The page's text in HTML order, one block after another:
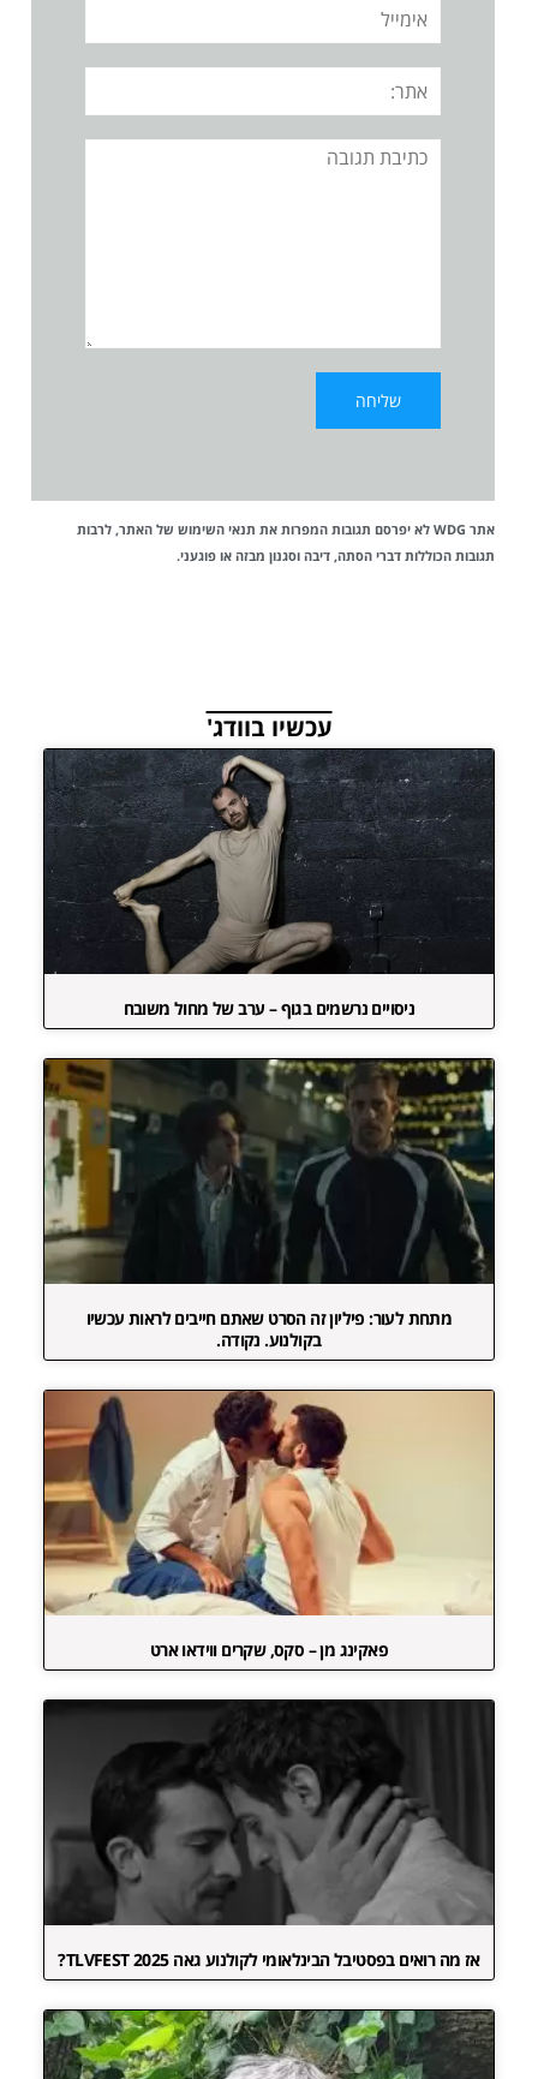
אתר:
תגובה
אתר WDG לא יפרסם תגובות המפרות את תנאי השימוש של האתר, לרבות
תגובות הכוללות דברי הסתה, דיבה וסגנון מבזה או פוגעני.
עכשיו בוודג'
ניסויים נרשמים בגוף – ערב של מחול משובח
מתחת לעור: פיליון זה הסרט שאתם חייבים לראות עכשיו
בקולנוע. נקודה.
פאקינג מן – סקס, שקרים ווידאו ארט
אז מה רואים בפסטיבל הבינלאומי לקולנוע גאה TLVFEST 2025?